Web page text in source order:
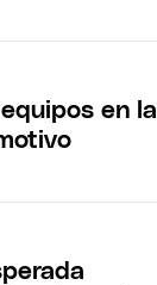
en la